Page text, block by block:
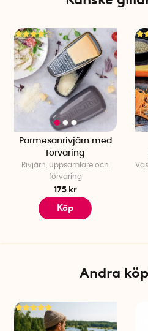
Parmesanrivjärn med
förvaring
Rivjärn, uppsamlare och
förvaring
175 kr
Köp
Andra